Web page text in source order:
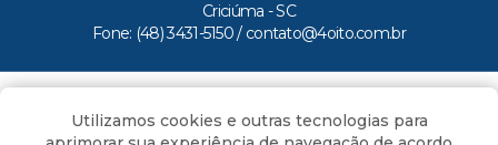
Criciúma - SC
Fone: (48) 3431-5150 / contato@4oito.com.br
Todos os direitos reservados ao Portal 4oito
Utilizamos cookies e outras tecnologias para